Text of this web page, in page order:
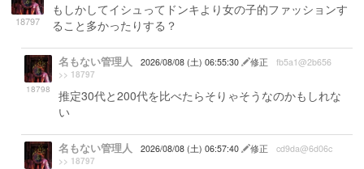
18797
もしかしてイシュってドンキより女の子的ファッションす
ること多かったりする？
18798
名もない管理人 2026/08/08 (土) 06:55:30 修正 fb5a1@2b656
>> 18797
推定30代と200代を比べたらそりゃそうなのかもしれな
い
名もない管理人 2026/08/08 (土) 06:57:40 修正 cd9da@6d06c
>> 18797